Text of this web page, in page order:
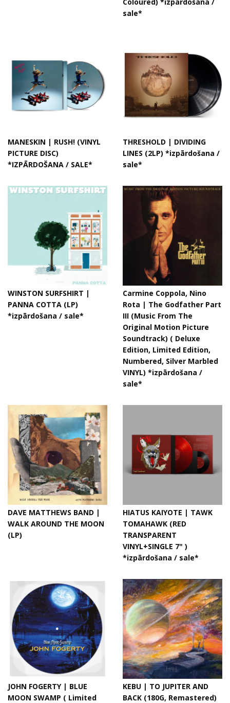
sale*
MANESKIN | RUSH! (VINYL
PICTURE DISC)
*IZPĀRDOŠANA / SALE*
THRESHOLD | DIVIDING
LINES (2LP) *izpārdošana /
sale*
WINSTON SURFSHIRT |
PANNA COTTA (LP)
*izpārdošana / sale*
Carmine Coppola, Nino
Rota | The Godfather Part
III (Music From The
Original Motion Picture
Soundtrack) ( Deluxe
Edition, Limited Edition,
Numbered, Silver Marbled
VINYL) *izpārdošana /
sale*
DAVE MATTHEWS BAND |
WALK AROUND THE MOON
(LP)
HIATUS KAIYOTE | TAWK
TOMAHAWK (RED
TRANSPARENT
VINYL+SINGLE 7" )
*izpārdošana / sale*
JOHN FOGERTY | BLUE
MOON SWAMP ( Limited
KEBU | TO JUPITER AND
BACK (180G, Remastered)